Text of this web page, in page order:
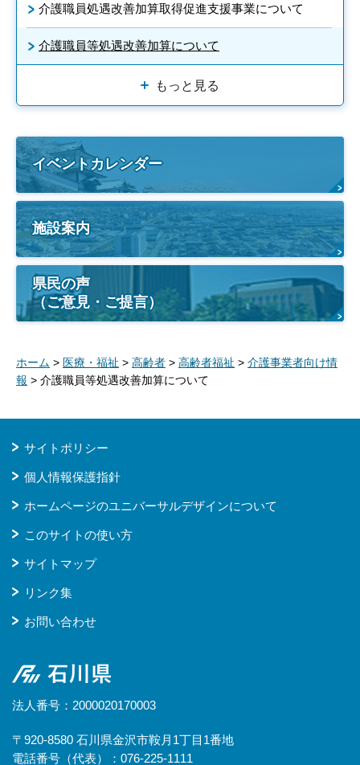
介護職員処遇改善加算取得促進支援事業について
介護職員等処遇改善加算について
もっと見る
イベントカレンダー
施設案内
県民の声
（ご意見・ご提言）
ホーム > 医療・福祉 > 高齢者 > 高齢者福祉 > 介護事業者向け情
報 > 介護職員等処遇改善加算について
サイトポリシー
個人情報保護指針
ホームページのユニバーサルデザインについて
このサイトの使い方
サイトマップ
リンク集
お問い合わせ
石川県
法人番号：2000020170003
〒920-8580 石川県金沢市鞍月1丁目1番地
電話番号（代表）：076-225-1111